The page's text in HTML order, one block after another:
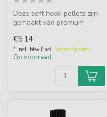
Deze soft hook pellets zijn
gemaakt van premium
gelatin...
€5,14
* Incl. btw Excl. Verzendkosten
Op voorraad